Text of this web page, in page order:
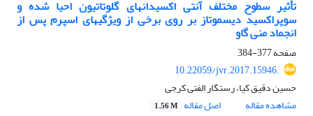
تأثیر سطوح مختلف آنتی اکسیدانهای گلوتاتیون احیا شده و
سوپراکسید دیسموتاز بر روی برخی از ویژگیهای اسپرم پس از
انجماد منی گاو
صفحه377-384
10.22059/jvr.2017.15946.
حسین دقیق کیا، رستگار الفتی کرجی
مشاهده مقاله
اصل مقاله 1.56 M